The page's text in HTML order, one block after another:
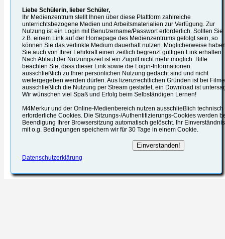
Liebe Schülerin, lieber Schüler,
Ihr Medienzentrum stellt Ihnen über diese Plattform zahlreiche
unterrichtsbezogene Medien und Arbeitsmaterialien zur Verfügung. Zur
Nutzung ist ein Login mit Benutzername/Passwort erforderlich. Sollten Sie
z.B. einem Link auf der Homepage des Medienzentrums gefolgt sein, so
können Sie das verlinkte Medium dauerhaft nutzen. Möglicherweise
Sie auch von Ihrer Lehrkraft einen zeitlich begrenzt gültigen Link erhalten.
Nach Ablauf der Nutzungszeit ist ein Zugriff nicht mehr möglich. Bitte
beachten Sie, dass dieser Link sowie die Login-Informationen
ausschließlich zu Ihrer persönlichen Nutzung gedacht sind und nicht
weitergegeben werden dürfen. Aus lizenzrechtlichen Gründen ist bei
ausschließlich die Nutzung per Stream gestattet, ein Download ist
Wir wünschen viel Spaß und Erfolg beim Selbständigen Lernen!
M4Merkur und der Online-Medienbereich nutzen ausschließlich technisch
erforderliche Cookies. Die Sitzungs-/Authentifizierungs-Cookies werden
Beendigung Ihrer Browsersitzung automatisch gelöscht. Ihr Einverständnis
mit o.g. Bedingungen speichern wir für 30 Tage in einem Cookie.
Datenschutzerklärung